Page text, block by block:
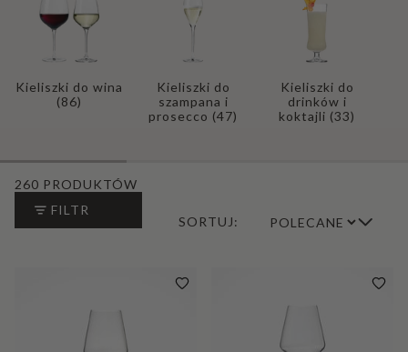
Kieliszki do wina
(86)
Kieliszki do
szampana i
prosecco (47)
Kieliszki do
drinków i
koktajli (33)
260 PRODUKTÓW
FILTR
SORTUJ: